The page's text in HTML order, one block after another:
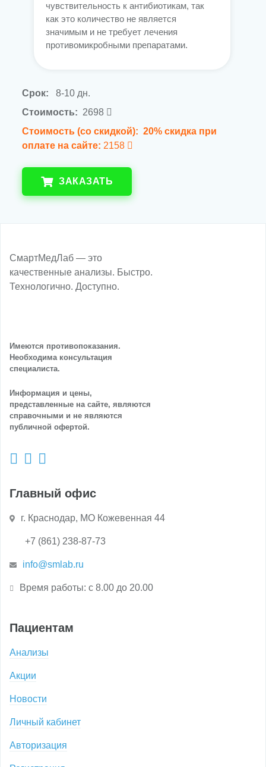
чувствительность к антибиотикам, так
как это количество не является
значимым и не требует лечения
противомикробными препаратами.
Срок:
8-10 дн.
Стоимость: 2698
Стоимость (со скидкой): 20% скидка при
оплате на сайте: 2158
ЗАКАЗАТЬ
СмартМедЛаб — это
качественные анализы. Быстро.
Технологично. Доступно.
Имеются противопоказания.
Необходима консультация
специалиста.
Информация и цены,
представленные на сайте, являются
справочными и не являются
публичной офертой.
Пациентам
Анализы
Акции
Новости
Личный кабинет
Авторизация
Главный офис
г. Краснодар, МО Кожевенная 44
+7 (861) 238-87-73
info@smlab.ru
Время работы: с 8.00 до 20.00